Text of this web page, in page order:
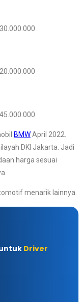
BMWApril 2022.
DKI Jakarta. Jadi
harga sesuai
menarik lainnya.
Driver